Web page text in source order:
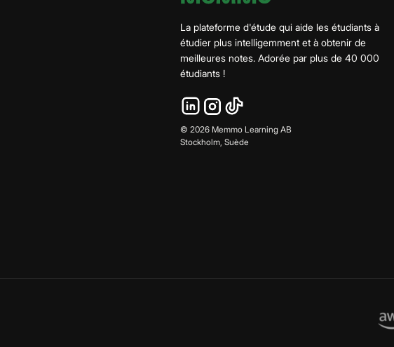
La plateforme d'étude qui aide les étudiants à
étudier plus intelligemment et à obtenir de
meilleures notes. Adorée par plus de 40 000
étudiants !
© 2026 Memmo Learning AB
Stockholm, Suède